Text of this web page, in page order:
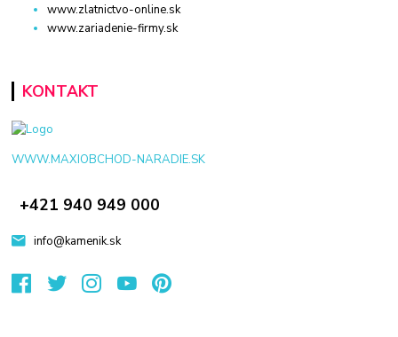
www.zlatnictvo-online.sk
www.zariadenie-firmy.sk
KONTAKT
WWW.MAXIOBCHOD-NARADIE.SK
+421 940 949 000
info@kamenik.sk